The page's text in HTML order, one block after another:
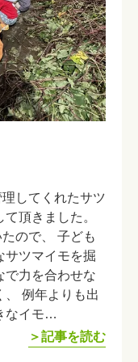
してくれたサツ
頂きました。
ので、 子ども
サツマイモを掘
で力を合わせな
、 例年よりも出
なイモ…
＞記事を読む